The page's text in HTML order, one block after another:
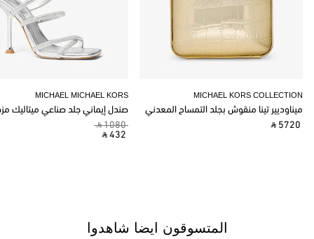
MICHAEL MICHAEL KORS
صندل إيماني جلد صناعي ميتاليك
‎ ⃁ 1080 ‎
‎ ⃁ 432 ‎
MICHAEL KORS COLLECTION
ميناوديير تينا منقوش بجلد التمساح المعدني
‎ ⃁ 5720 ‎
المتسوقون ايضا شاهدوا